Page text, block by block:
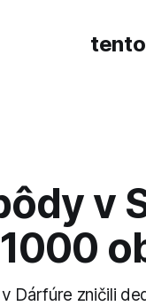
v
Dárfúre zničili